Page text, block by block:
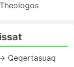
Qeqertasuaq